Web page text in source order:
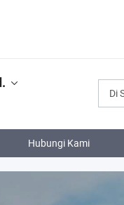
Di
Hubungi Kami